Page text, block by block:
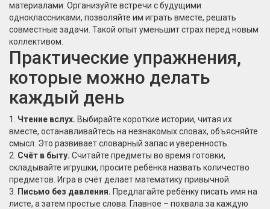
материалами. Организуйте встречи с будущими
одноклассниками, позволяйте им играть вместе, решать
совместные задачи. Такой опыт уменьшит страх перед новым
коллективом.
Практические упражнения,
которые можно делать
каждый день
1. Чтение вслух. Выбирайте короткие истории, читая их
вместе, останавливайтесь на незнакомых словах, объясняйте
смысл. Это развивает словарный запас и уверенность.
2. Счёт в быту. Считайте предметы во время готовки,
складывайте игрушки, просите ребёнка назвать количество
предметов. Игра в счёт делает математику привычной.
3.
Письмо без давления. Предлагайте ребёнку писать имя на
листе, а затем простые слова. Главное – похвала за каждую